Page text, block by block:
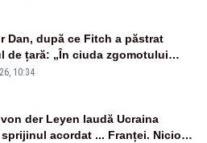
Dan, după ce Fitch a păstrat
de țară: „În ciuda zgomotului
funcționează”
10:34
der Leyen laudă Ucraina
acordat ... Franței. Nicio